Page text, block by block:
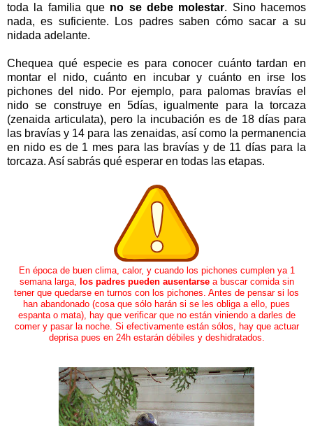
toda la familia que no se debe molestar. Sino hacemos
nada, es suficiente. Los padres saben cómo sacar a su
nidada adelante.
Chequea qué especie es para conocer cuánto tardan en
montar el nido, cuánto en incubar y cuánto en irse los
pichones del nido. Por ejemplo, para palomas bravías el
nido se construye en 5días, igualmente para la torcaza
(zenaida articulata), pero la incubación es de 18 días para
las bravías y 14 para las zenaidas, así como la permanencia
en nido es de 1 mes para las bravías y de 11 días para la
torcaza. Así sabrás qué esperar en todas las etapas.
En época de buen clima, calor, y cuando los pichones cumplen ya 1
semana larga, los padres pueden ausentarse a buscar comida sin
tener que quedarse en turnos con los pichones. Antes de pensar si los
han abandonado (cosa que sólo harán si se les obliga a ello, pues
espanta o mata), hay que verificar que no están viniendo a darles de
comer y pasar la noche. Si efectivamente están sólos, hay que actuar
deprisa pues en 24h estarán débiles y deshidratados.